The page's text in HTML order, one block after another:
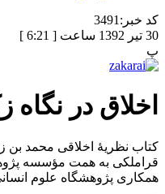
کد خبر: 3491
30 تیر 1392 ساعت [ 6:21 ]
پ
اخلاق در نگاه
کتاب نظریه‌ٔ اخلاقی محمد بن
قراملکی به همت مؤسسه
همکاری پژوهشگاه علوم